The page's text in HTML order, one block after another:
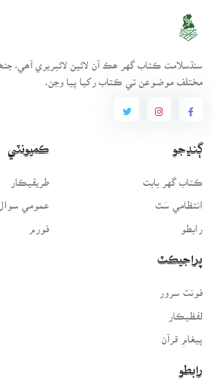
مختلف موضوعن تي ڪتاب رکيا پيا وڃن.
ڳنڍجو
ڪتاب گهر بابت
انتظامي سَٿ
رابطو
ڪميونٽي
طريقيڪار
عمومي سوال
فورم
پراجيڪٽ
فونٽ سرور
لفظيڪار
پيغامِ قرآن
رابطو